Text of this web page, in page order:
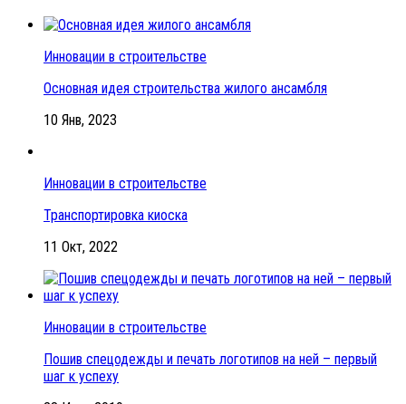
Инновации в строительстве
Основная идея строительства жилого ансамбля
10 Янв, 2023
Инновации в строительстве
Транспортировка киоска
11 Окт, 2022
Инновации в строительстве
Пошив спецодежды и печать логотипов на ней – первый
шаг к успеху